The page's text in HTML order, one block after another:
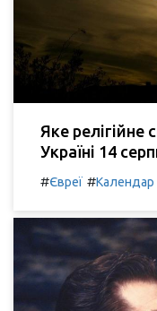
Яке релігійне
Україні 14
#Євреї #Календар